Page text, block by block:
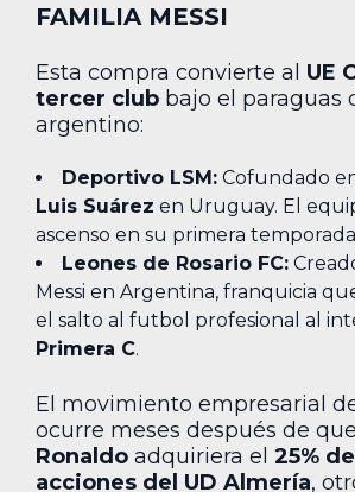
FAMILIA MESSI
Esta compra convierte al UE
tercer club bajo el paraguas
argentino:
Deportivo LSM: Cofundado
Luis Suárez en Uruguay. El
ascenso en su primera
Leones de Rosario FC:
Messi en Argentina, franquicia
el salto al futbol profesional al
Primera C.
El movimiento empresarial
ocurre meses después de que
Ronaldo adquiriera el 25%
acciones del UD Almería,